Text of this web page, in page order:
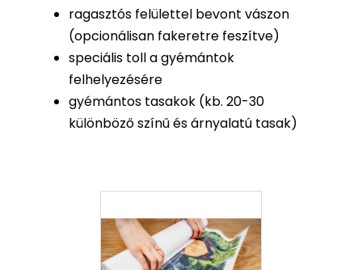
ragasztós felülettel bevont vászon
(opcionálisan fakeretre feszítve)
speciális toll a gyémántok
felhelyezésére
gyémántos tasakok (kb. 20-30
különböző színű és árnyalatú tasak)